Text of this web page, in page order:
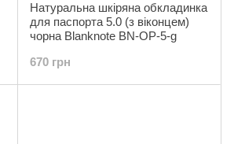
Натуральна шкіряна обкладинка
для паспорта 5.0 (з віконцем)
чорна Blanknote BN-OP-5-g
670 грн